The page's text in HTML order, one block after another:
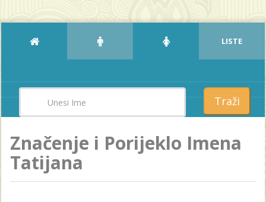
LISTE
Traži
Značenje i Porijeklo Imena
Tatijana